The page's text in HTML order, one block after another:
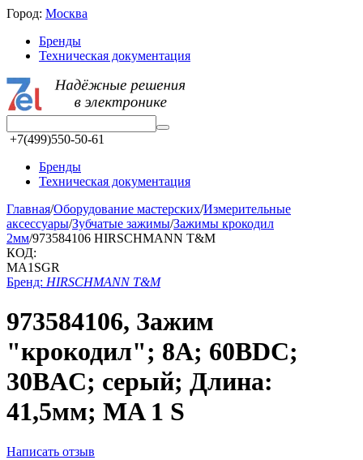
Город: Москва
Бренды
Техническая документация
+7(499)550-50-61
Бренды
Техническая документация
Главная/Оборудование мастерских/Измерительные
аксессуары/Зубчатые зажимы/Зажимы крокодил
2мм/973584106 HIRSCHMANN T&M
КОД:
MA1SGR
Бренд: HIRSCHMANN T&M
973584106, Зажим
"крокодил"; 8А; 60ВDC;
30ВAC; серый; Длина:
41,5мм; MA 1 S
Написать отзыв